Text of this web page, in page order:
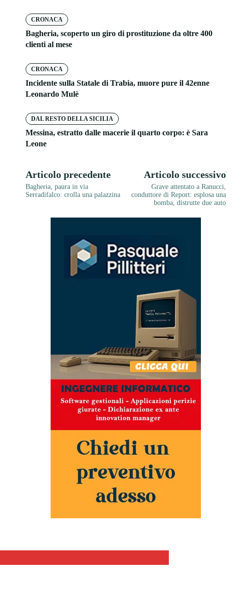
CRONACA
Bagheria, scoperto un giro di prostituzione da oltre 400
clienti al mese
CRONACA
Incidente sulla Statale di Trabia, muore pure il 42enne
Leonardo Mulè
DAL RESTO DELLA SICILIA
Messina, estratto dalle macerie il quarto corpo: è Sara
Leone
Articolo precedente
Bagheria, paura in via
Serradifalco: crolla una palazzina
Articolo successivo
Grave attentato a Ranucci,
conduttore di Report: esplosa una
bomba, distrutte due auto